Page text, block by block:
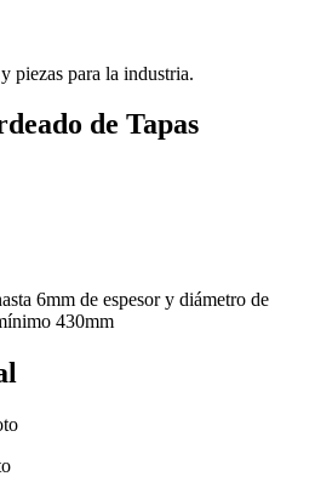
piezas para la industria.
de Tapas
6mm de espesor y diámetro de
430mm